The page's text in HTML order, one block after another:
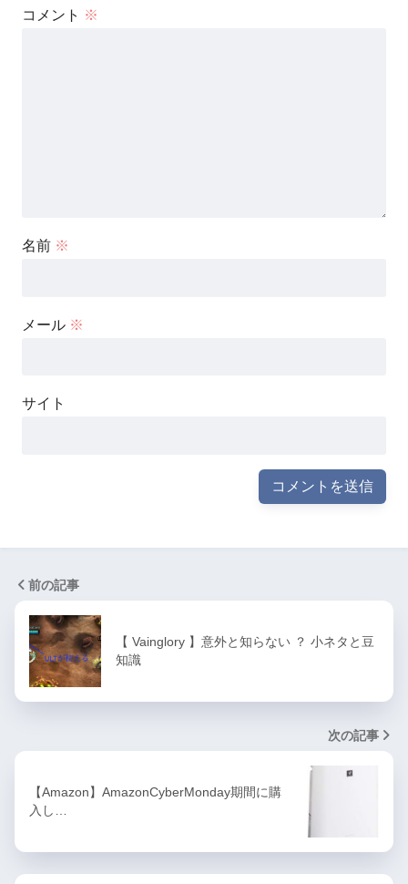
コメント ※
名前 ※
メール ※
サイト
前の記事
【 Vainglory 】意外と知らない ？ 小ネタと豆
知識
次の記事
【Amazon】AmazonCyberMonday期間に購
入し…